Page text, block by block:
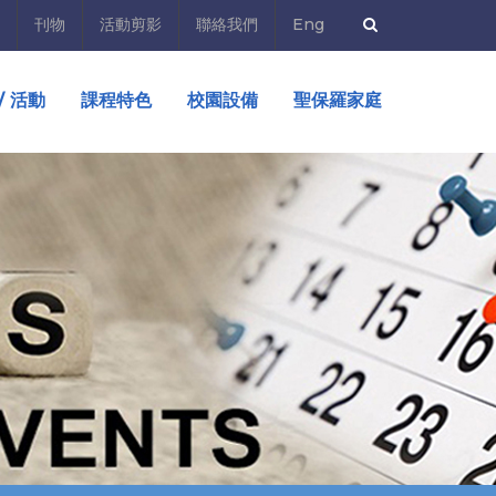
刊物 活動剪影 聯絡我們 Eng
活動 課程特色 校園設備 聖保羅家庭